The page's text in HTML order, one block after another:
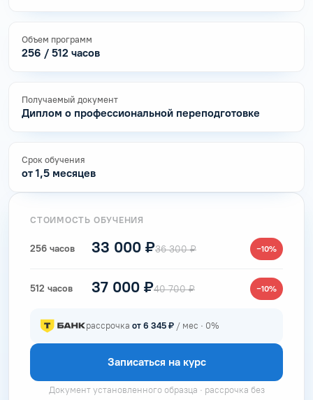
Объем программ
256 / 512 часов
Получаемый документ
Диплом о профессиональной переподготовке
Срок обучения
от 1,5 месяцев
СТОИМОСТЬ ОБУЧЕНИЯ
256 часов 33 000 ₽36 300 ₽ −10%
512 часов 37 000 ₽40 700 ₽ −10%
рассрочка от 6 345 ₽ / мес · 0%
Записаться на курс
Документ установленного образца · рассрочка без